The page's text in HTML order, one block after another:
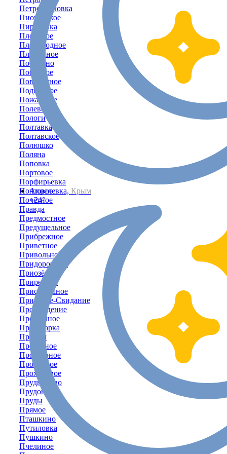
Апрелевка, Крым
+24°
Петропавловка
Пионерское
Пироговка
Плодовое
Плодородное
Плотинное
Победино
Победное
Поворотное
Подгорное
Пожарское
Полевое
Пологи
Полтавка
Полтавское
Полюшко
Поляна
Поповка
Портовое
Порфирьевка
Почтовое
Почётное
Правда
Предмостное
Предущельное
Прибрежное
Приветное
Привольное
Придорожное
Приозёрное
Приречное
Присивашное
Приятное-Свидание
Пробуждение
Прозрачное
Пролетарка
Пролом
Пролётное
Просторное
Проточное
Прохладное
Прудниково
Прудовое
Пруды
Прямое
Пташкино
Путиловка
Пушкино
Пчелиное